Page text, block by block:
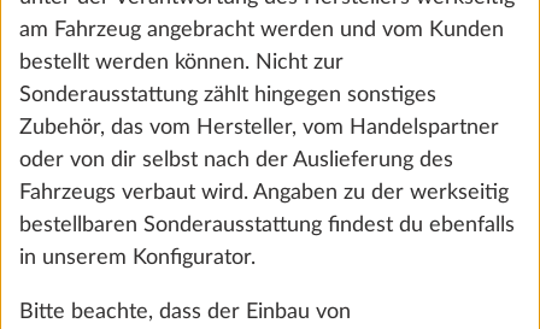
Dein Wunschfahrzeug ist
konfiguriert!
am Fahrzeug angebracht werden und vom Kunden
bestellt werden können. Nicht zur
Sonderausstattung zählt hingegen sonstiges
Zubehör, das vom Hersteller, vom Handelspartner
oder von dir selbst nach der Auslieferung des
Fahrzeugs verbaut wird. Angaben zu der werkseitig
bestellbaren Sonderausstattung findest du ebenfalls
in unserem Konfigurator.
Bitte beachte, dass der Einbau von